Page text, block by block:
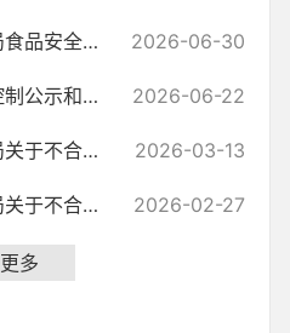
潜江市市场监督管理局食品安全监督抽检信息公示 （2026年第三期） 合格... 2026-06-30
关于不合格食品风险控制公示和核查处置情况的公告 2026-06-22
潜江市市场监督管理局关于不合格食品风险控制公示和核查处置情况的公告 2026-03-13
潜江市市场监督管理局关于不合格食品风险控制公示和核查处置情况的公告 2026-02-27
更多